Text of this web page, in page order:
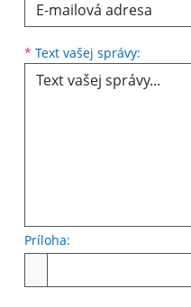
* Text vašej správy:
Príloha: